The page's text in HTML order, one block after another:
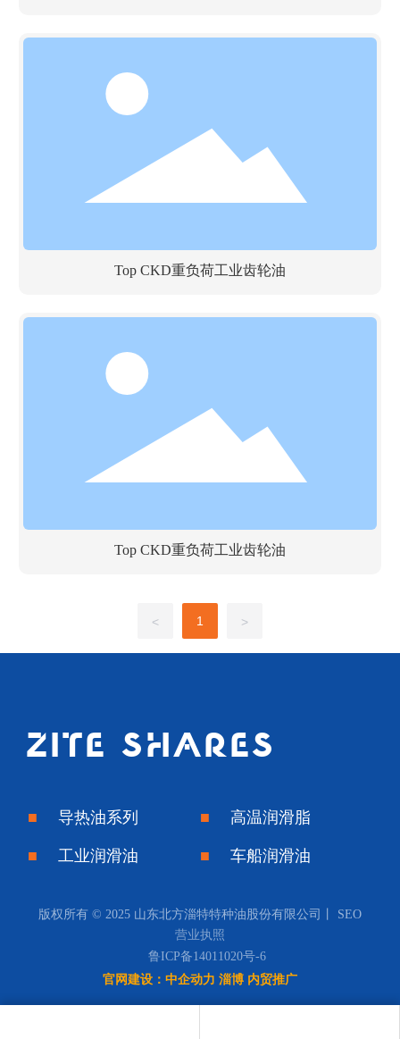
Top CKD重负荷工业齿轮油
Top CKD重负荷工业齿轮油
< 1 >
ZITE SHARES
■ 导热油系列 ■ 高温润滑脂
■ 工业润滑油 ■ 车船润滑油
版权所有 © 2025 山东北方淄特特种油股份有限公司丨 SEO
营业执照
鲁ICP备14011020号-6
官网建设： 中企动力 淄博 内贸推广